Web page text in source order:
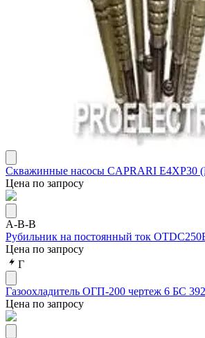
Скважинные насосы CAPRARI E4XР30
Цена по запросу
A-B-B
Рубильник на постоянный ток
Цена по запросу
Г
Газоохладитель ОГП-200 чертеж 6 БС
Цена по запросу